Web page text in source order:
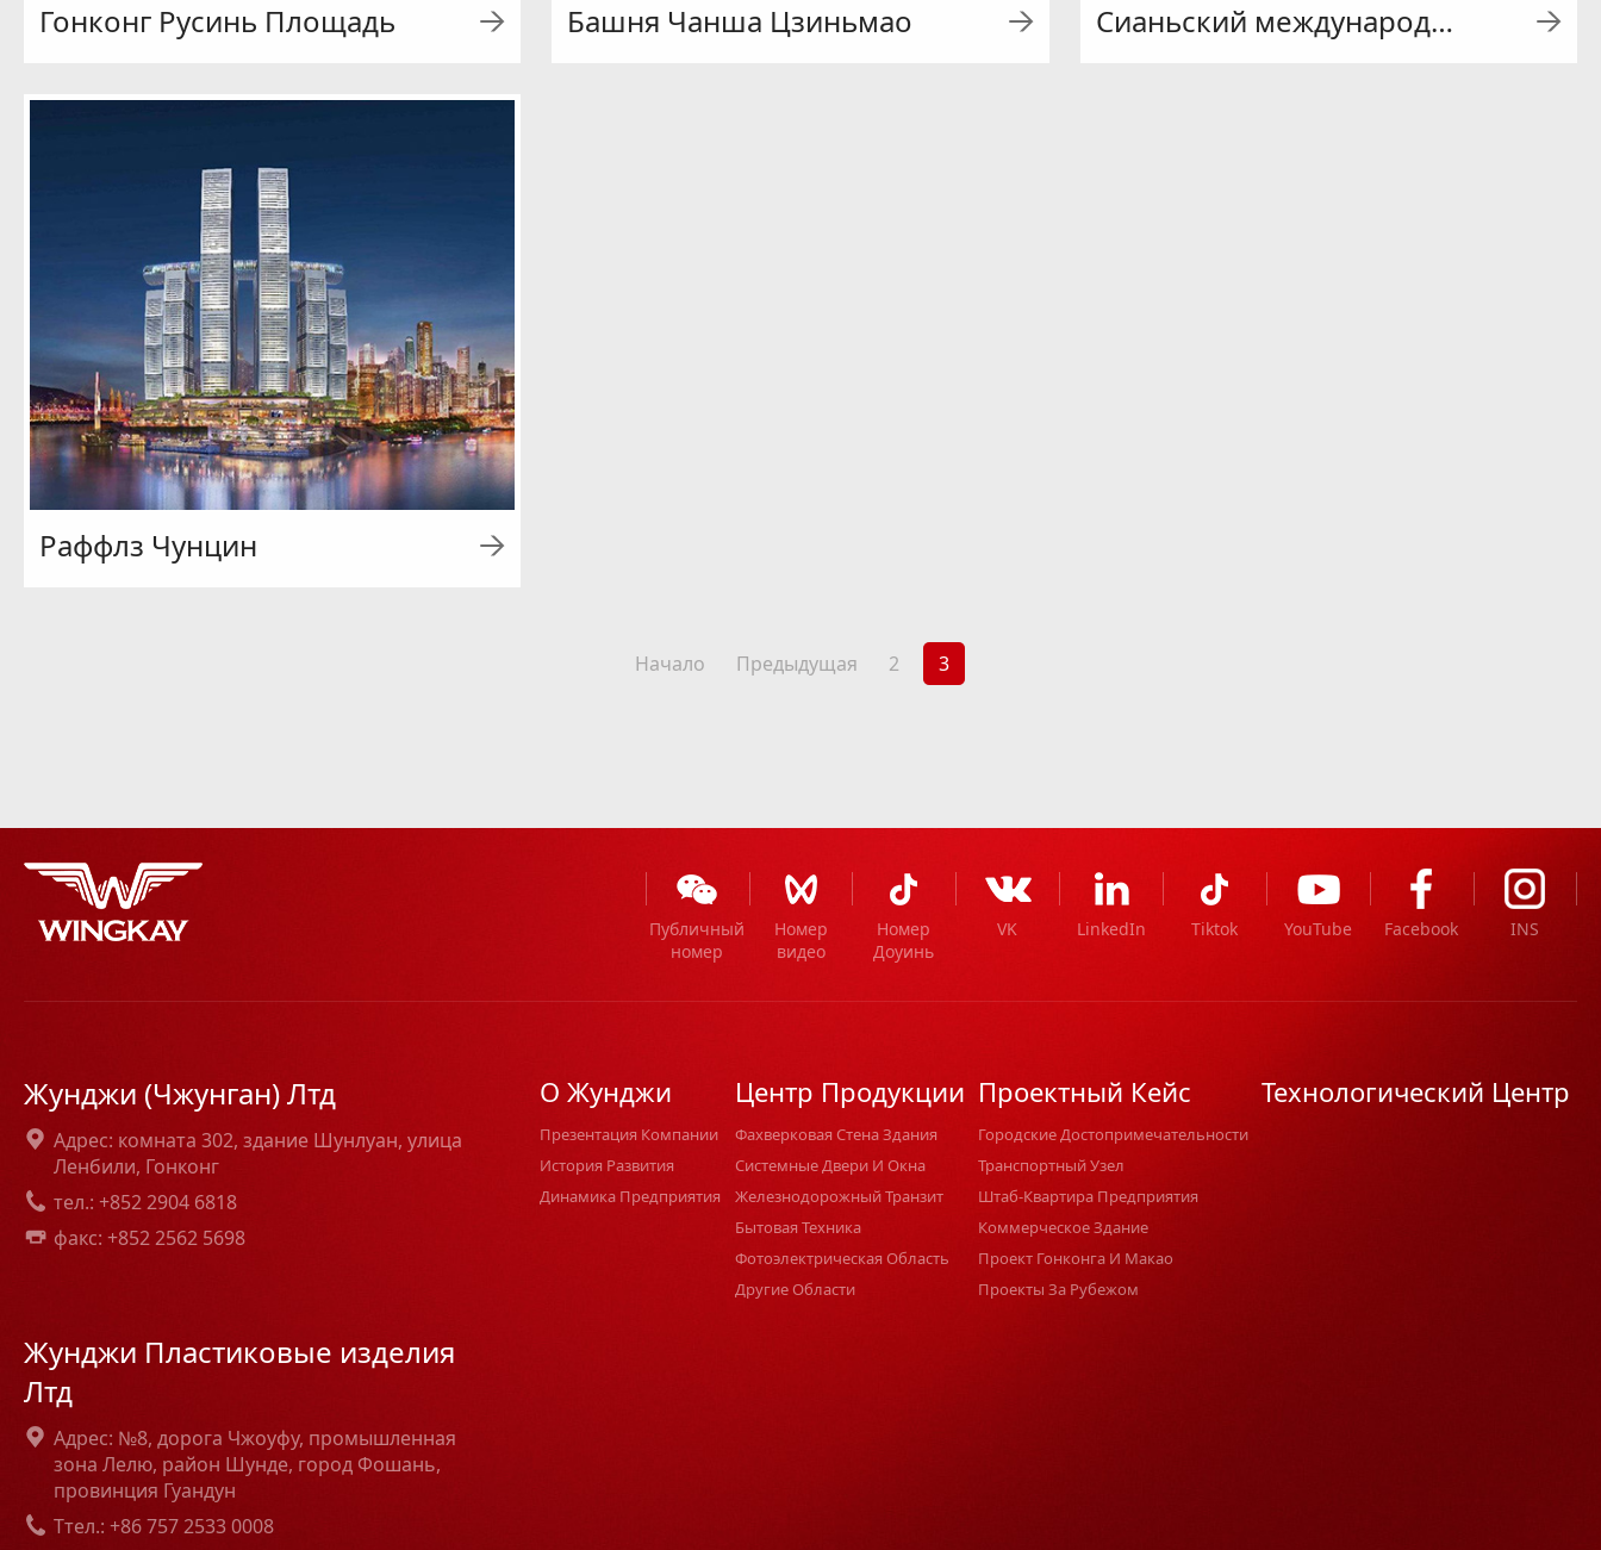
Гонконг Русинь Площадь Башня Чанша Цзиньмао Сианьский международный выставочный центр Шелкового пути
Раффлз Чунцин
Начало Предыдущая 2 3
Публичный
номер
Номер
видео
Номер
Доуинь
VK LinkedIn Tiktok YouTube Facebook INS
Жунджи (Чжунган) Лтд
Адрес: комната 302, здание Шунлуан, улица
Ленбили, Гонконг
тел.: +852 2904 6818
факс: +852 2562 5698
Жунджи Пластиковые изделия
Лтд
Адрес: №8, дорога Чжоуфу, промышленная
зона Лелю, район Шунде, город Фошань,
провинция Гуандун
Tтел.: +86 757 2533 0008
О Жунджи
Презентация Компании
История Развития
Динамика Предприятия
Центр Продукции
Фахверковая Стена Здания
Системные Двери И Окна
Железнодорожный Транзит
Бытовая Техника
Фотоэлектрическая Область
Другие Области
Проектный Кейс
Городские Достопримечательности
Транспортный Узел
Штаб-Квартира Предприятия
Коммерческое Здание
Проект Гонконга И Макао
Проекты За Рубежом
Технологический Центр